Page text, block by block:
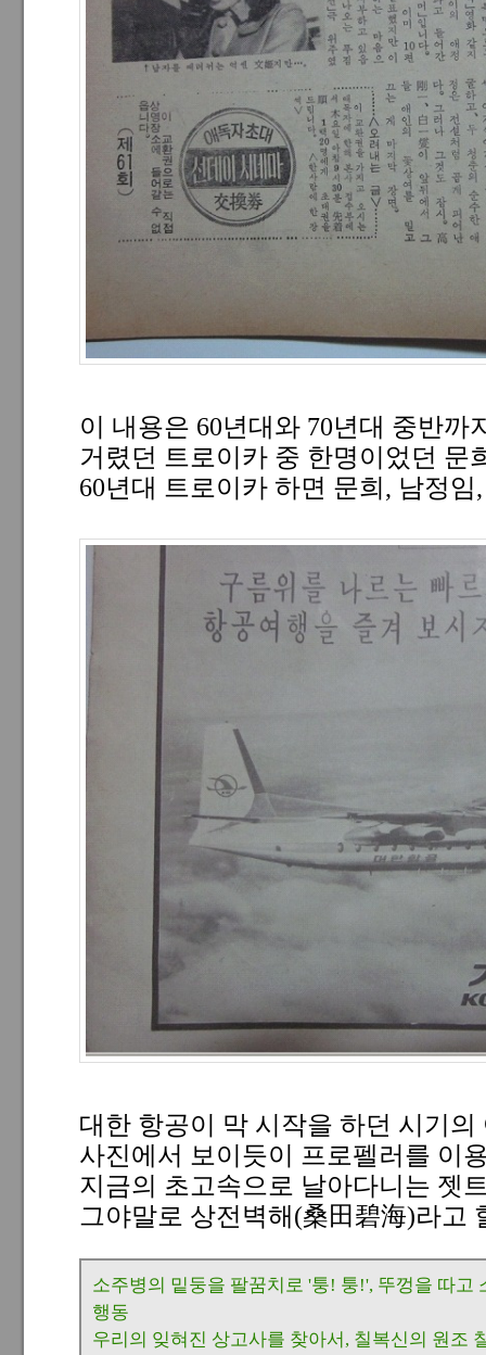
이 내용은 60년대와 70년대 중반
거렸던 트로이카 중 한명이었던 문
60년대 트로이카 하면 문희, 남정임
대한 항공이 막 시작을 하던 시기의
사진에서 보이듯이 프로펠러를 이
지금의 초고속으로 날아다니는 젯
그야말로 상전벽해(桑田碧海)라고
소주병의 밑둥을 팔꿈치로 '퉁! 퉁!', 뚜껑을 따고
행동
우리의 잊혀진 상고사를 찾아서, 칠복신의 원조